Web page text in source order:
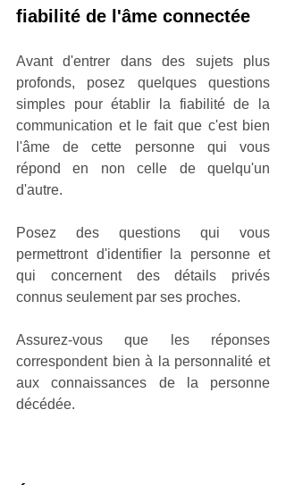
fiabilité de l'âme connectée
Avant d'entrer dans des sujets plus
profonds, posez quelques questions
simples pour établir la fiabilité de la
communication et le fait que c'est bien
l'âme de cette personne qui vous
répond en non celle de quelqu'un
d'autre.
Posez des questions qui vous
permettront d'identifier la personne et
qui concernent des détails privés
connus seulement par ses proches.
Assurez-vous que les réponses
correspondent bien à la personnalité et
aux connaissances de la personne
décédée.